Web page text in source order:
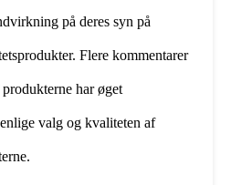
på deres syn på
Flere kommentarer
har øget
valg og kvaliteten af